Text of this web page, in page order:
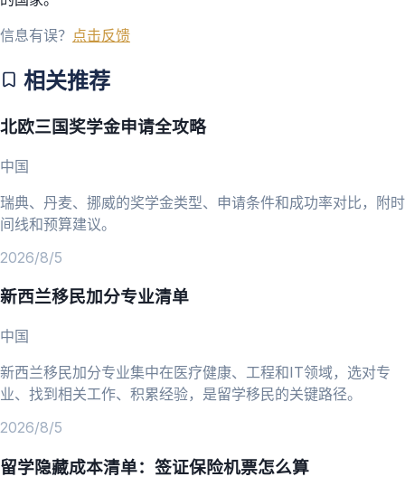
信息有误？ 点击反馈
相关推荐
北欧三国奖学金申请全攻略
中国
瑞典、丹麦、挪威的奖学金类型、申请条件和成功率对比，附时
间线和预算建议。
2026/8/5
新西兰移民加分专业清单
中国
新西兰移民加分专业集中在医疗健康、工程和IT领域，选对专
业、找到相关工作、积累经验，是留学移民的关键路径。
2026/8/5
留学隐藏成本清单：签证保险机票怎么算